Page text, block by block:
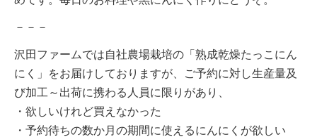
－－－
沢田ファームでは自社農場栽培の「熟成乾燥たっこにん
にく」をお届けしておりますが、ご予約に対し生産量及
び加工～出荷に携わる人員に限りがあり、
・欲しいけれど買えなかった
・予約待ちの数か月の期間に使えるにんにくが欲しい